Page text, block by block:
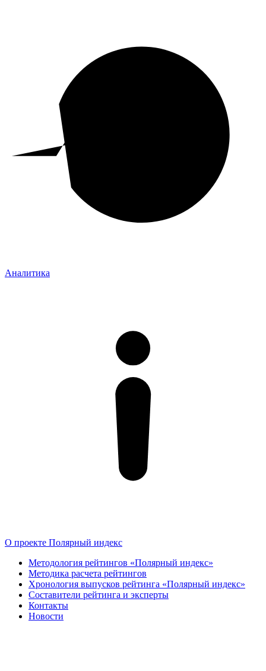
Аналитика
О проекте Полярный индекс
Методология рейтингов «Полярный индекс»
Методика расчета рейтингов
Хронология выпусков рейтинга «Полярный индекс»
Составители рейтинга и эксперты
Контакты
Новости